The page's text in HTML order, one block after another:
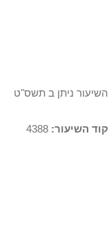
השיעור ניתן ב תשס"ט
קוד השיעור: